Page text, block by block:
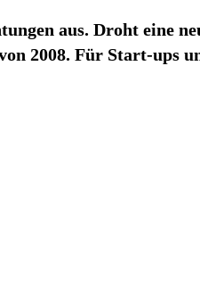
aus. Droht eine
2008. Für Start-ups